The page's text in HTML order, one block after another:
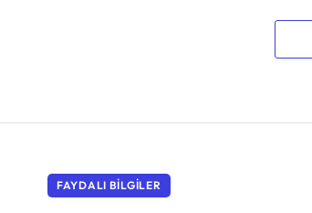
FAYDALI BILGILER